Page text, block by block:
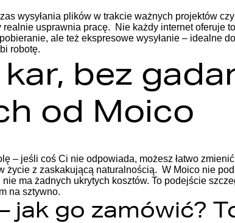
wysyłania plików w trakcie ważnych projektów
usprawnia pracę.
Nie każdy internet oferuje
ale też ekspresowe wysyłanie – idealne
robotę.
bez
od Moico
– jeśli coś Ci nie odpowiada, możesz łatwo
życie z zaskakującą naturalnością. W Moico nie
ma żadnych ukrytych kosztów. To podejście
na sztywno.
jak go zamówić?